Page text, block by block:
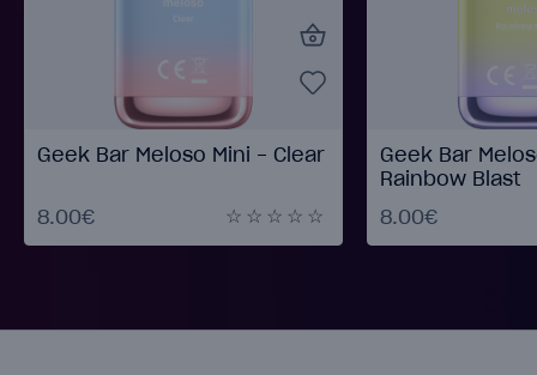
Geek Bar Meloso Mini - Clear
8.00€
Geek Bar
Rainbow Blast
8.00€